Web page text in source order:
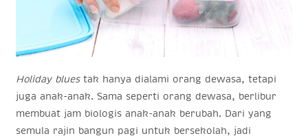
Holiday bluestak hanya dialami orang dewasa, tetapi
juga anak-anak. Sama seperti orang dewasa, berlibur
membuat jam biologis anak-anak berubah. Dari yang
semula rajin bangun pagi untuk bersekolah, jadi